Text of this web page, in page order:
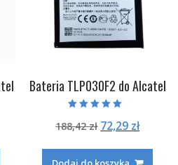
Bateria TLP030F2 do Alcatel
5.00
na 5
188,42zł Pierwotna
wynosiła:
72,29 zł